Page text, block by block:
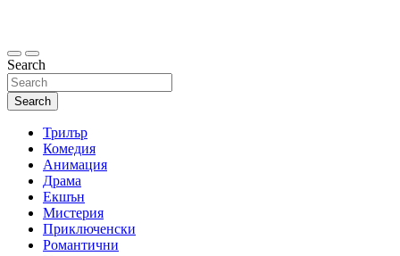
Search
Search
Трилър
Комедия
Анимация
Драма
Екшън
Мистерия
Приключенски
Романтични